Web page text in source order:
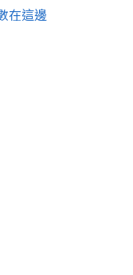
在這邊